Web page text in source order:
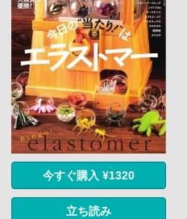
今すぐ購入 ¥1320
立ち読み